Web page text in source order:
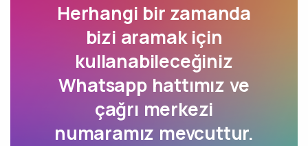
Herhangi bir zamanda
bizi aramak için
kullanabileceğiniz
Whatsapp hattımız ve
çağrı merkezi
numaramız mevcuttur.